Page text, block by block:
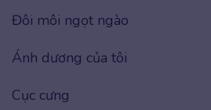
Đôi môi ngọt ngào
Ánh dương của tôi
Cục cưng